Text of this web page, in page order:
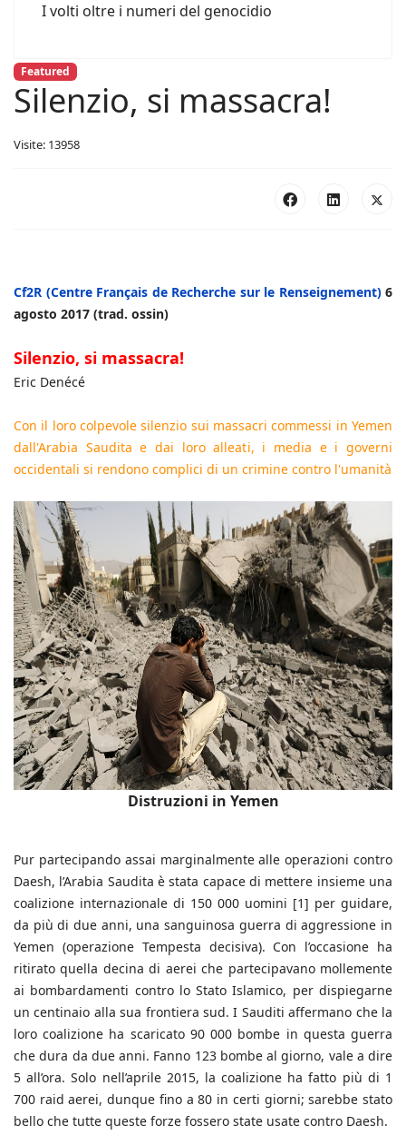
I volti oltre i numeri del genocidio
Featured
Silenzio, si massacra!
Visite: 13958
Cf2R (Centre Français de Recherche sur le Renseignement)6
agosto 2017 (trad. ossin)
Silenzio, si massacra!
Eric Denécé
Con il loro colpevole silenzio sui massacri commessi in Yemen
dall'Arabia Saudita e dai loro alleati, i media e i governi
occidentali si rendono complici di un crimine contro l'umanità
Distruzioni in Yemen
Pur partecipando assai marginalmente alle operazioni contro
Daesh, l’Arabia Saudita è stata capace di mettere insieme una
coalizione internazionale di 150 000 uomini [1] per guidare,
da più di due anni, una sanguinosa guerra di aggressione in
Yemen (operazione Tempesta decisiva). Con l’occasione ha
ritirato quella decina di aerei che partecipavano mollemente
ai bombardamenti contro lo Stato Islamico, per dispiegarne
un centinaio alla sua frontiera sud. I Sauditi affermano che la
loro coalizione ha scaricato 90 000 bombe in questa guerra
che dura da due anni. Fanno 123 bombe al giorno, vale a dire
5 all’ora. Solo nell’aprile 2015, la coalizione ha fatto più di 1
700 raid aerei, dunque fino a 80 in certi giorni; sarebbe stato
bello che tutte queste forze fossero state usate contro Daesh.